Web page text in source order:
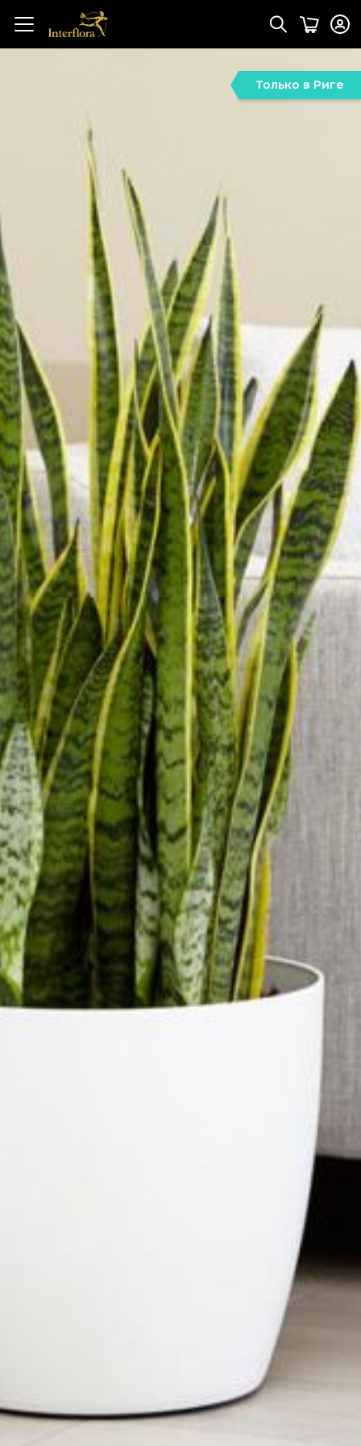
Только в Риге